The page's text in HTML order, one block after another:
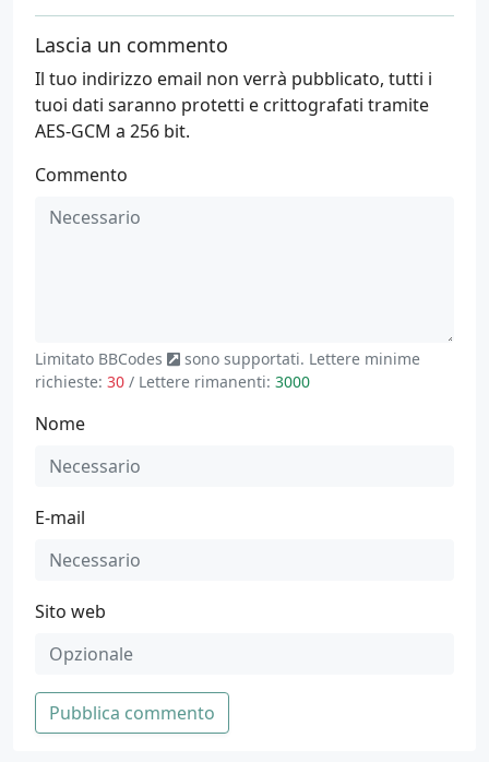
Lascia un commento
Il tuo indirizzo email non verrà pubblicato, tutti i
tuoi dati saranno protetti e crittografati tramite
AES-GCM a 256 bit.
Commento
Limitato BBCodes
sono supportati. Lettere minime
richieste: 30 / Lettere rimanenti: 3000
Nome
E-mail
Sito web
Pubblica commento